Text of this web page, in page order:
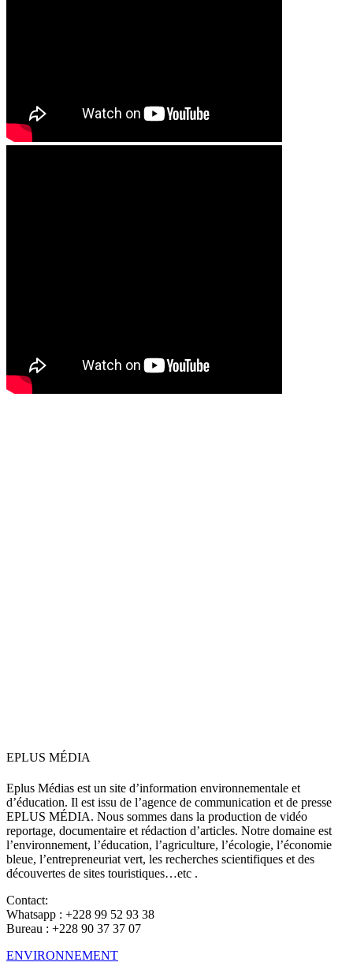
EPLUS MÉDIA
Eplus Médias est un site d’information environnementale et
d’éducation. Il est issu de l’agence de communication et de presse
EPLUS MÉDIA. Nous sommes dans la production de vidéo
reportage, documentaire et rédaction d’articles. Notre domaine est
l’environnement, l’éducation, l’agriculture, l’écologie, l’économie
bleue, l’entrepreneuriat vert, les recherches scientifiques et des
découvertes de sites touristiques…etc .
Contact:
Whatsapp : +228 99 52 93 38
Bureau : +228 90 37 37 07
ENVIRONNEMENT